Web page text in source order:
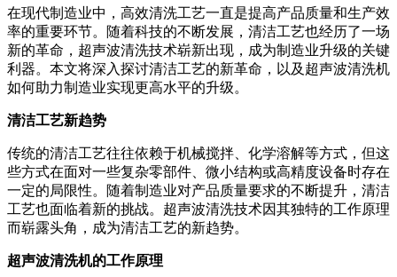
在现代制造业中，高效清洗工艺一直是提高产品质量和生产效
率的重要环节。随着科技的不断发展，清洁工艺也经历了一场
新的革命，超声波清洗技术崭新出现，成为制造业升级的关键
利器。本文将深入探讨清洁工艺的新革命，以及超声波清洗机
如何助力制造业实现更高水平的升级。
清洁工艺新趋势
传统的清洁工艺往往依赖于机械搅拌、化学溶解等方式，但这
些方式在面对一些复杂零部件、微小结构或高精度设备时存在
一定的局限性。随着制造业对产品质量要求的不断提升，清洁
工艺也面临着新的挑战。超声波清洗技术因其独特的工作原理
而崭露头角，成为清洁工艺的新趋势。
超声波清洗机的工作原理